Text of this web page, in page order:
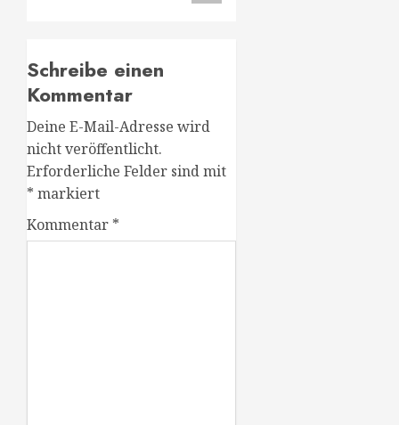
Schreibe einen
Kommentar
Deine E-Mail-Adresse wird
nicht veröffentlicht.
Erforderliche Felder sind mit
* markiert
Kommentar *